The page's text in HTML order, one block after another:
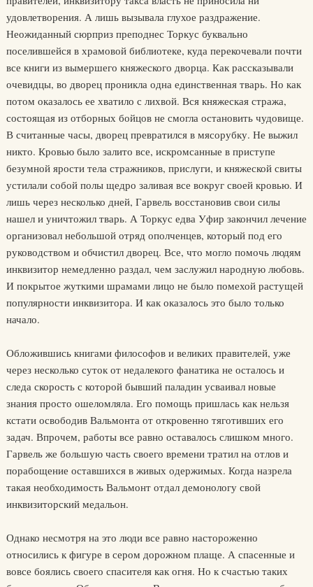
удовлетворения. А лишь вызывала глухое раздражение.
Неожиданный сюрприз преподнес Торкус буквально
поселившейся в храмовой библиотеке, куда перекочевали почти
все книги из вымершего княжеского дворца. Как рассказывали
очевидцы, во дворец проникла одна единственная тварь. Но как
потом оказалось ее хватило с лихвой. Вся княжеская стража,
состоящая из отборных бойцов не смогла остановить чудовище.
В считанные часы, дворец превратился в мясорубку. Не выжил
никто. Кровью было залито все, искромсанные в приступе
безумной ярости тела стражников, прислуги, и княжеской свиты
устилали собой полы щедро заливая все вокруг своей кровью. И
лишь через несколько дней, Гарвель восстановив свои силы
нашел и уничтожил тварь. А Торкус едва Уфир закончил лечение
организовал небольшой отряд ополченцев, который под его
руководством и обчистил дворец. Все, что могло помочь людям
инквизитор немедленно раздал, чем заслужил народную любовь.
И покрытое жуткими шрамами лицо не было помехой растущей
популярности инквизитора. И как оказалось это было только
начало.
Обложившись книгами философов и великих правителей, уже
через несколько суток от недалекого фанатика не осталось и
следа скорость с которой бывший паладин усваивал новые
знания просто ошеломляла. Его помощь пришлась как нельзя
кстати освободив Вальмонта от откровенно тяготивших его
задач. Впрочем, работы все равно оставалось слишком много.
Гарвель же большую часть своего времени тратил на отлов и
порабощение оставшихся в живых одержимых. Когда назрела
такая необходимость Вальмонт отдал демонологу свой
инквизиторский медальон.
Однако несмотря на это люди все равно настороженно
относились к фигуре в сером дорожном плаще. А спасенные и
вовсе боялись своего спасителя как огня. Но к счастью таких